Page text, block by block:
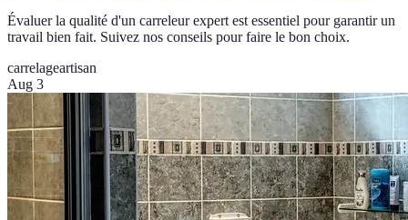
Évaluer la qualité d'un carreleur expert est essentiel pour garantir un
travail bien fait. Suivez nos conseils pour faire le bon choix.
carrelageartisan
Aug 3